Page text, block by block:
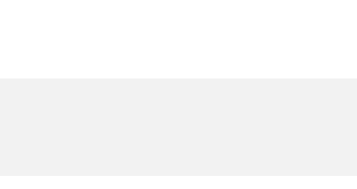
- USB - CLIMATIZZATORE
ANCHE PER L'INTERO